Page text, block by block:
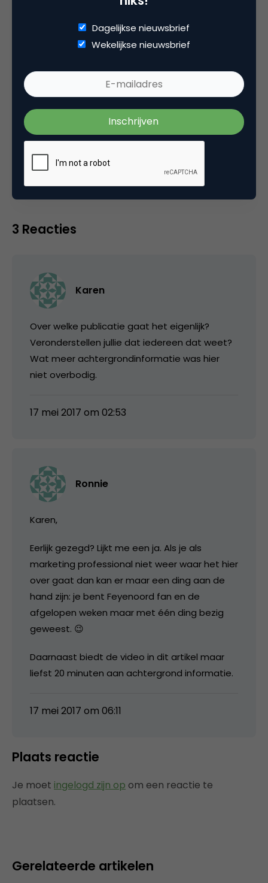
camera’s van bijvoorbeeld 7DTV.
Categorie
Advertising
adverteren, privacy
3 Reacties
Karen
Over welke publicatie gaat het eigenlijk?
Veronderstellen jullie dat iedereen dat weet?
Wat meer achtergrondinformatie was hier
niet overbodig.
17 mei 2017 om 02:53
Ronnie
Karen,
Eerlijk gezegd? Lijkt me een ja. Als je als
marketing professional niet weer waar het hier
over gaat dan kan er maar een ding aan de
hand zijn: je bent Feyenoord fan en de
afgelopen weken maar met één ding bezig
geweest. 😉
Daarnaast biedt de video in dit artikel maar
liefst 20 minuten aan achtergrond informatie.
17 mei 2017 om 06:11
Plaats reactie
Je moet ingelogd zijn op om een reactie te
plaatsen.
Gerelateerde artikelen
Dagelijkse nieuwsbrief
Wekelijkse nieuwsbrief